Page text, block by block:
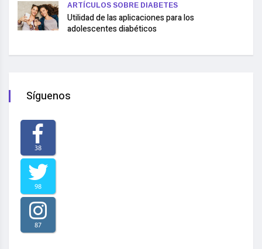
ARTÍCULOS SOBRE DIABETES
Utilidad de las aplicaciones para los
adolescentes diabéticos
Síguenos
38
98
87